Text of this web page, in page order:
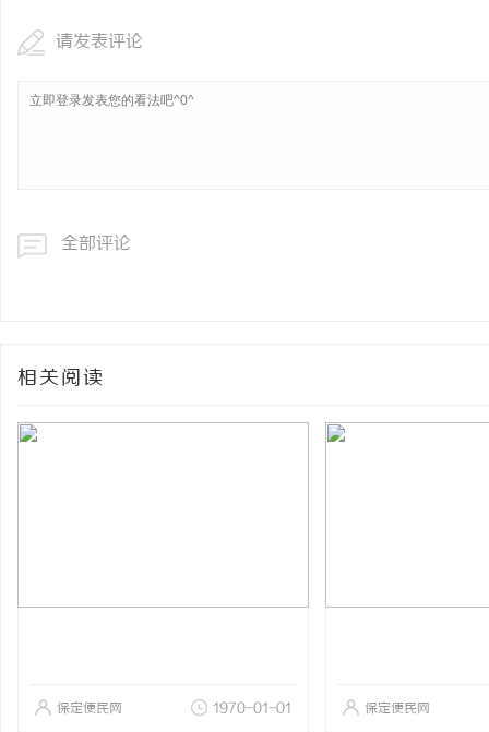
请发表评论
全部评论
相关阅读
保定便民网 1970-01-01 保定便民网